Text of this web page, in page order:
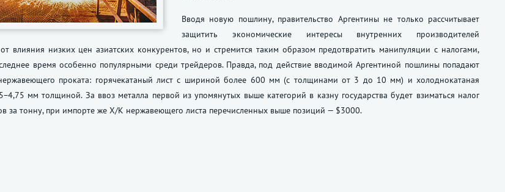
Вводя новую пошлину, правительство Аргентины не только рассчитывает
защитить экономические интересы внутренних производителей
влияния низких цен азиатских конкурентов, но и стремится таким образом предотвратить манипуляции с налогами,
время особенно популярными среди трейдеров. Правда, под действие вводимой Аргентиной пошлины попадают
проката: горячекатаный лист с шириной более 600 мм (с толщинами от 3 до 10 мм) и холоднокатаная
мм толщиной. За ввоз металла первой из упомянутых выше категорий в казну государства будет взиматься налог
за тонну, при импорте же Х/К нержавеющего листа перечисленных выше позиций — $3000.